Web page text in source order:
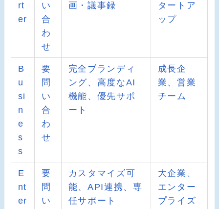
rt
er
い
合
わ
せ
画・議事録
タートア
ップ
B
u
si
n
e
s
s
要
問
い
合
わ
せ
完全ブランディ
ング、高度なAI
機能、優先サポ
ート
成長企
業、営業
チーム
E
nt
er
要
問
い
カスタマイズ可
能、API連携、専
任サポート
大企業、
エンター
プライズ